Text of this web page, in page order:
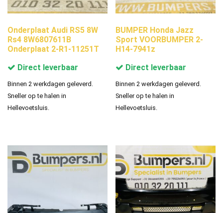
Onderplaat Audi RS5 8W
Rs4 8W6807611B
Onderplaat 2-R1-11251T
Direct leverbaar
Binnen 2 werkdagen geleverd.
Sneller op te halen in
Hellevoetsluis.
BUMPER Honda Jazz
Sport VOORBUMPER 2-
H14-7941z
Direct leverbaar
Binnen 2 werkdagen geleverd.
Sneller op te halen in
Hellevoetsluis.